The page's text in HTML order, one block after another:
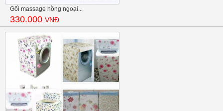
Gối massage hồng ngoại...
330.000 VNĐ